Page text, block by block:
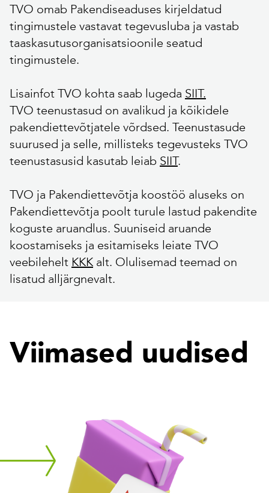
TVO omab Pakendiseaduses kirjeldatud
tingimustele vastavat tegevusluba ja vastab
taaskasutusorganisatsioonile seatud
tingimustele.
Lisainfot TVO kohta saab lugeda SIIT.
TVO teenustasud on avalikud ja kõikidele
pakendiettevõtjatele võrdsed. Teenustasude
suurused ja selle, millisteks tegevusteks TVO
teenustasusid kasutab leiab SIIT.
TVO ja Pakendiettevõtja koostöö aluseks on
Pakendiettevõtja poolt turule lastud pakendite
koguste aruandlus. Suuniseid aruande
koostamiseks ja esitamiseks leiate TVO
veebilehelt KKKalt. Olulisemad teemad on
lisatud alljärgnevalt.
Viimased uudised